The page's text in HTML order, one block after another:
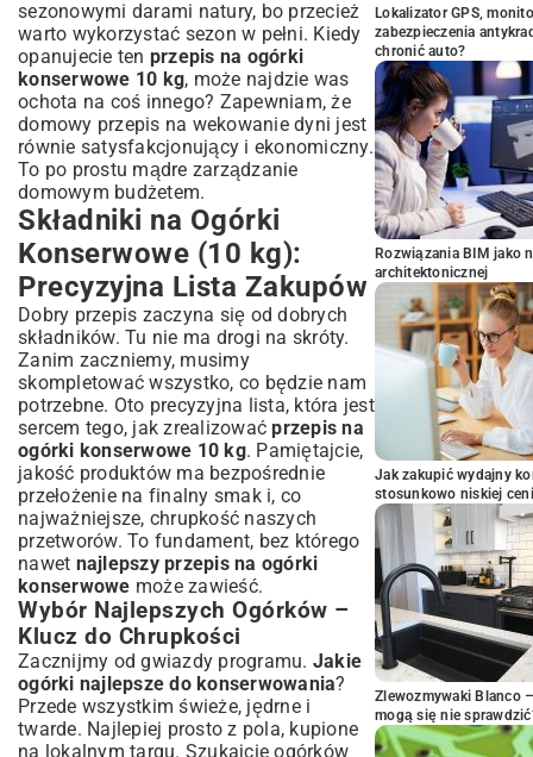
sezonowymi darami natury, bo przecież
warto wykorzystać sezon w pełni. Kiedy
opanujecie ten przepis na ogórki
konserwowe 10 kg, może najdzie was
ochota na coś innego? Zapewniam, że
domowy przepis na wekowanie dyni jest
równie satysfakcjonujący i ekonomiczny.
To po prostu mądre zarządzanie
domowym budżetem.
Składniki na Ogórki
Konserwowe (10 kg):
Precyzyjna Lista Zakupów
Dobry przepis zaczyna się od dobrych
składników. Tu nie ma drogi na skróty.
Zanim zaczniemy, musimy
skompletować wszystko, co będzie nam
potrzebne. Oto precyzyjna lista, która jest
sercem tego, jak zrealizowaćprzepis na
ogórki konserwowe 10 kg. Pamiętajcie,
jakość produktów ma bezpośrednie
przełożenie na finalny smak i, co
najważniejsze, chrupkość naszych
przetworów. To fundament, bez którego
nawet najlepszy przepis na ogórki
konserwowe może zawieść.
Wybór Najlepszych Ogórków –
Klucz do Chrupkości
Zacznijmy od gwiazdy programu. Jakie
ogórki najlepsze do konserwowania?
Przede wszystkim świeże, jędrne i
twarde. Najlepiej prosto z pola, kupione
na lokalnym targu. Szukajcie ogórków
Lokalizator GPS,
zabezpieczenia
chronić auto?
Rozwiązania BIM jako
architektonicznej
Jak zakupić wydajny
stosunkowo niskiej
Zlewozmywaki Blanco
mogą się nie